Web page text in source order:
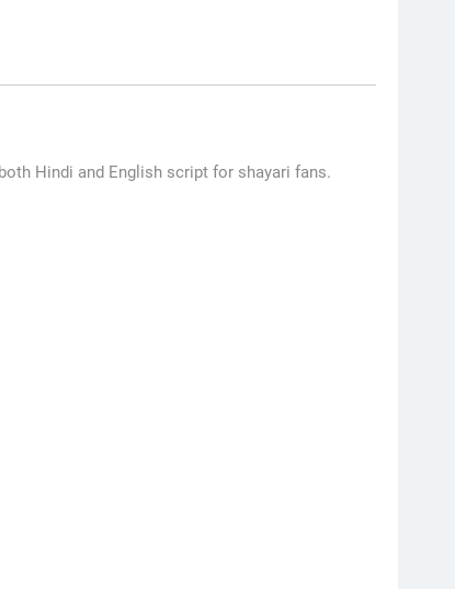
Hindi and English script for shayari fans.